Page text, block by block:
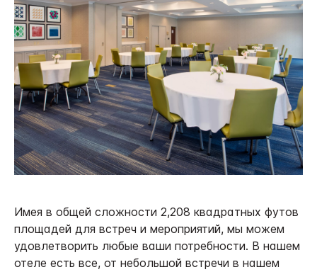
Имея в общей сложности 2,208 квадратных футов
площадей для встреч и мероприятий, мы можем
удовлетворить любые ваши потребности. В нашем
отеле есть все, от небольшой встречи в нашем